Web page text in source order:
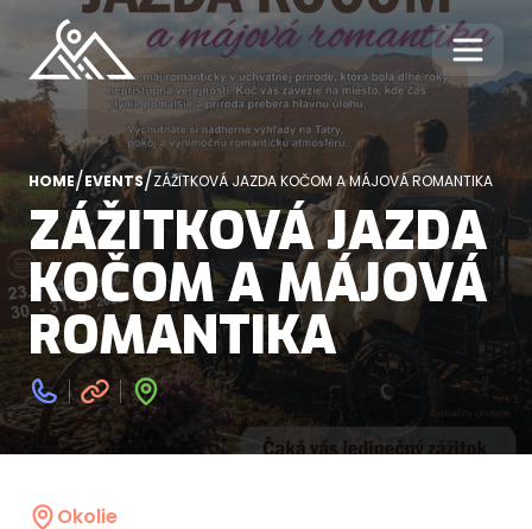
HOME/EVENTS/ZÁŽITKOVÁ JAZDA KOČOM A MÁJOVÁ ROMANTIKA
ZÁŽITKOVÁ JAZDA
KOČOM A MÁJOVÁ
ROMANTIKA
Okolie